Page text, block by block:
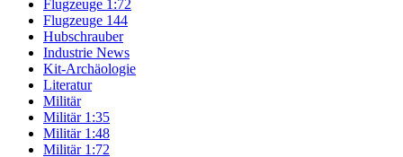
Flugzeuge 1:72
Flugzeuge 144
Hubschrauber
Industrie News
Kit-Archäologie
Literatur
Militär
Militär 1:35
Militär 1:48
Militär 1:72